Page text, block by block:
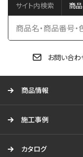
サイト内検索 商
お問い合わ
商品情報
施工事例
カタログ